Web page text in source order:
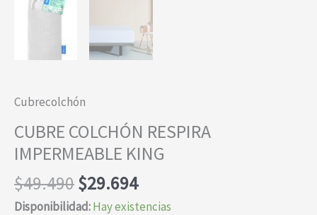
Cubrecolchón
CUBRE COLCHÓN RESPIRA
IMPERMEABLE KING
$49.490El
precio
$29.694El
precio
Disponibilidad:Hay existencias